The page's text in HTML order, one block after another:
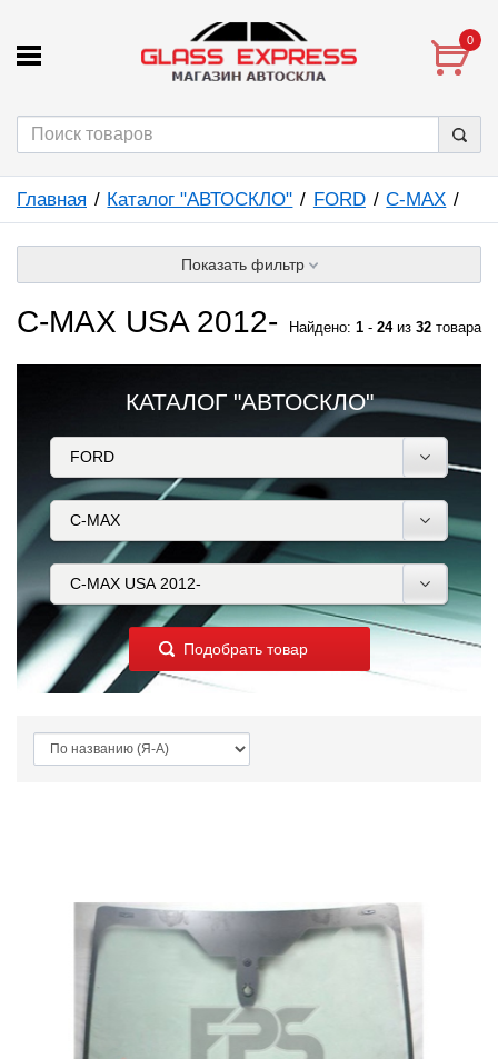
0
Главная Каталог "АВТОСКЛО" FORD C-MAX
Показать фильтр
C-MAX USA 2012- Найдено: 1 - 24из 32 товара
КАТАЛОГ "АВТОСКЛО"
Подобрать товар